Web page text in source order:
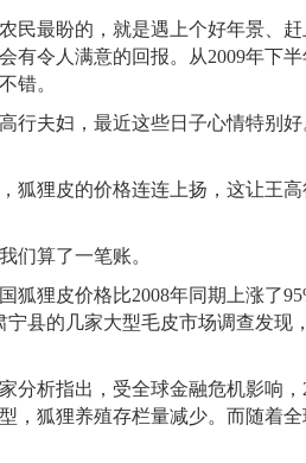
民最盼的，就是遇上个好年景、赶
有令人满意的回报。从2009年下
错。
行夫妇，最近这些日子心情特别好
狐狸皮的价格连连上扬，这让王
们算了一笔账。
狐狸皮价格比2008年同期上涨了
县的几家大型毛皮市场调查发现
分析指出，受全球金融危机影响，
，狐狸养殖存栏量减少。而随着全